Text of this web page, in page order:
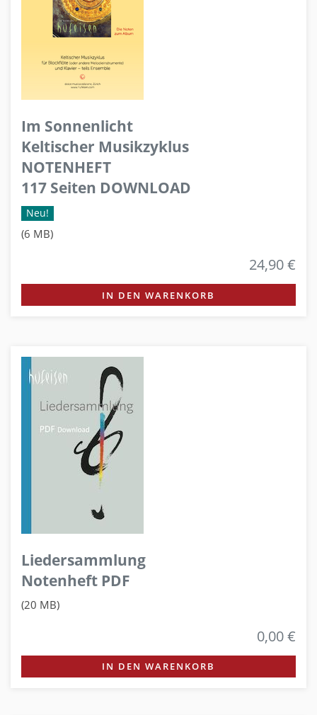
Im Sonnenlicht
Keltischer Musikzyklus
NOTENHEFT
117 Seiten DOWNLOAD
Neu!
(6 MB)
24,90 €
IN DEN WARENKORB
Liedersammlung
Notenheft PDF
(20 MB)
0,00 €
IN DEN WARENKORB